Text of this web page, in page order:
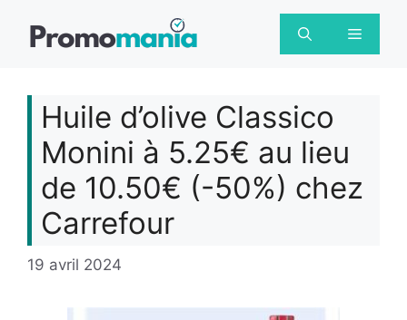
Menu
Huile d’olive Classico
Monini à 5.25€ au lieu
de 10.50€ (-50%) chez
Carrefour
19 avril 2024